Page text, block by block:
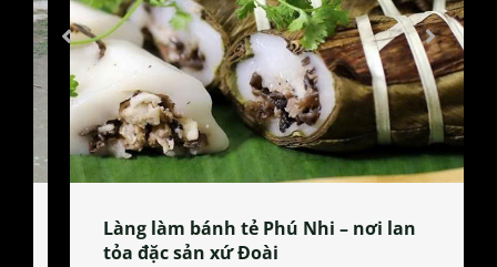
Làng làm bánh tẻ Phú Nhi – nơi lan
tỏa đặc sản xứ Đoài